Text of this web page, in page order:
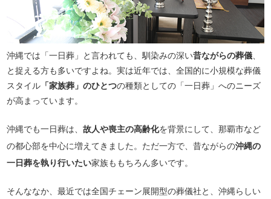
沖縄では「一日葬」と言われても、馴染みの深い昔ながらの葬儀
と捉える方も多いですよね。実は近年では、全国的に小規模な葬儀
スタイル 「家族葬」のひとつの種類としての「一日葬」へのニーズ
が高まっています。
沖縄でも一日葬は、故人や喪主の高齢化を背景にして、那覇市など
の都心部を中心に増えてきました。ただ一方で、昔ながらの沖縄の
一日葬を執り行いたい家族ももちろん多いです。
そんななか、最近では全国チェーン展開型の葬儀社と、沖縄らしい